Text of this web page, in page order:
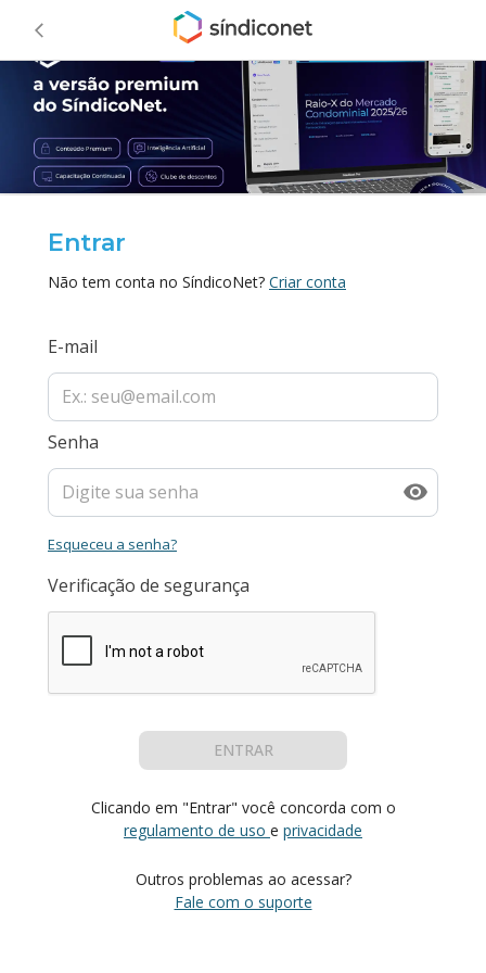
Entrar
Não tem conta no SíndicoNet? Criar conta
E-mail
Senha
Esqueceu a senha?
Verificação de segurança
ENTRAR
Clicando em "Entrar" você concorda com o
regulamento de uso e privacidade
Outros problemas ao acessar?
Fale com o suporte